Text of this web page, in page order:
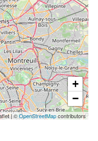
+
−
|©OpenStreetMapcontributors